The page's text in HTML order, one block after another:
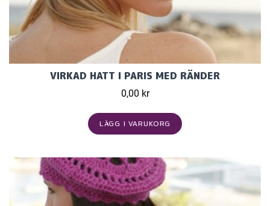
VIRKAD HATT I PARIS MED RÄNDER
0,00 kr
LÄGG I VARUKORG